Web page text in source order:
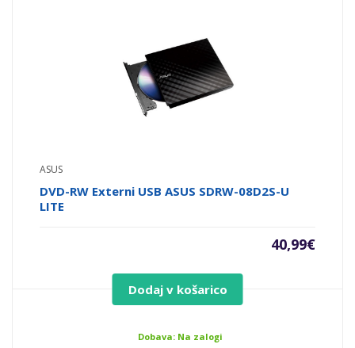
ASUS
DVD-RW Externi USB ASUS SDRW-08D2S-U
LITE
40,99€
Dodaj v košarico
Dobava: Na zalogi